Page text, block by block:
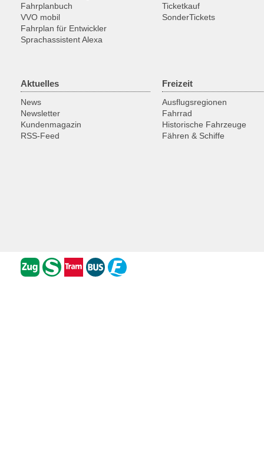
Fahrplanbuch
VVO mobil
Fahrplan für Entwickler
Sprachassistent Alexa
Ticketkauf
SonderTickets
Aktuelles
News
Newsletter
Kundenmagazin
RSS-Feed
Freizeit
Ausflugsregionen
Fahrrad
Historische Fahrzeuge
Fähren & Schiffe